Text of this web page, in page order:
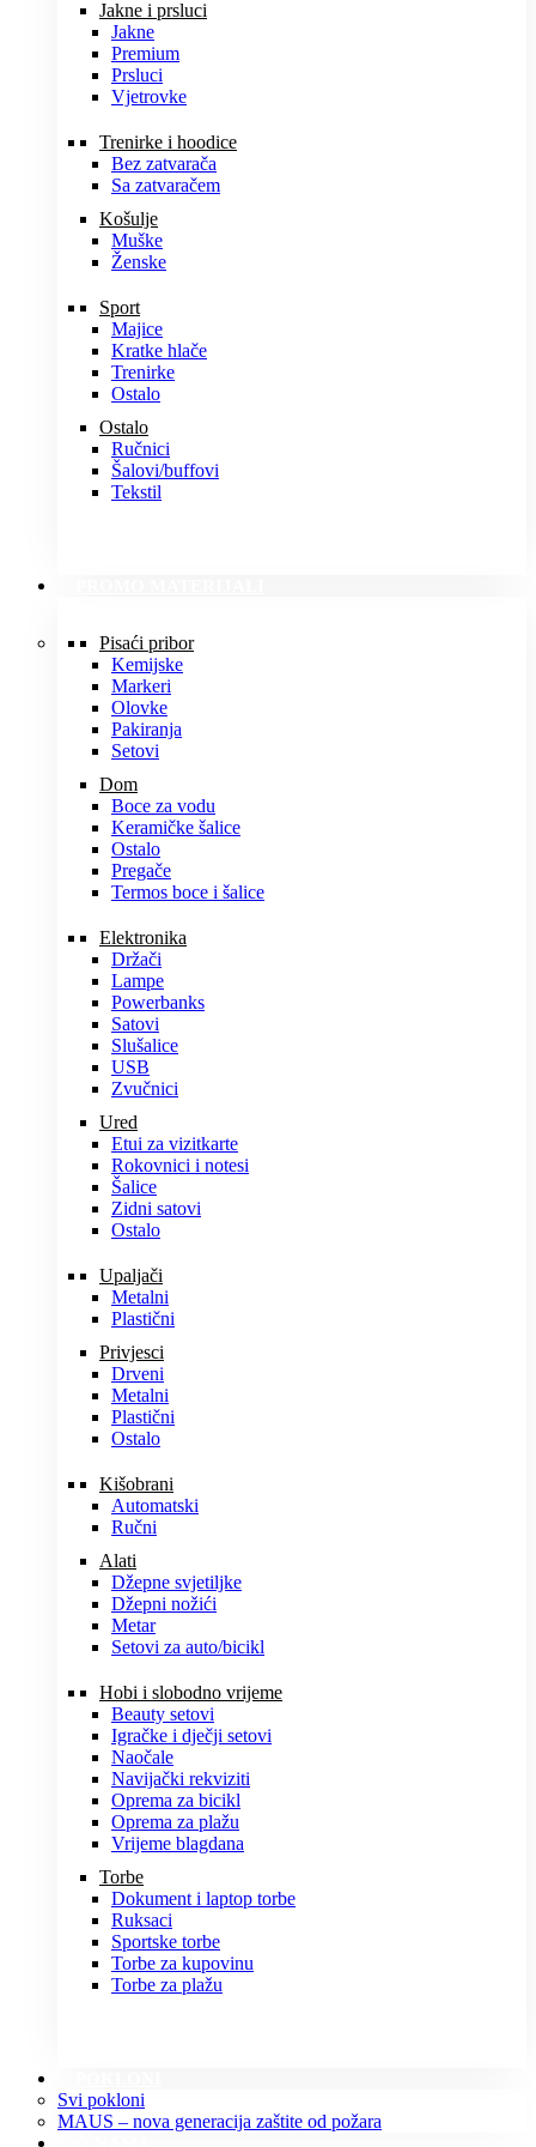
Jakne i prsluci
Jakne
Premium
Prsluci
Vjetrovke
Trenirke i hoodice
Bez zatvarača
Sa zatvaračem
Košulje
Muške
Ženske
Sport
Majice
Kratke hlače
Trenirke
Ostalo
Ostalo
Ručnici
Šalovi/buffovi
Tekstil
Pisaći pribor
Kemijske
Markeri
Olovke
Pakiranja
Setovi
Dom
Boce za vodu
Keramičke šalice
Ostalo
Pregače
Termos boce i šalice
Elektronika
Držači
Lampe
Powerbanks
Satovi
Slušalice
USB
Zvučnici
Ured
Etui za vizitkarte
Rokovnici i notesi
Šalice
Zidni satovi
Ostalo
Upaljači
Metalni
Plastični
Privjesci
Drveni
Metalni
Plastični
Ostalo
Kišobrani
Automatski
Ručni
Alati
Džepne svjetiljke
Džepni nožići
Metar
Setovi za auto/bicikl
Hobi i slobodno vrijeme
Beauty setovi
Igračke i dječji setovi
Naočale
Navijački rekviziti
Oprema za bicikl
Oprema za plažu
Vrijeme blagdana
Torbe
Dokument i laptop torbe
Ruksaci
Sportske torbe
Torbe za kupovinu
Torbe za plažu
Svi pokloni
MAUS – nova generacija zaštite od požara